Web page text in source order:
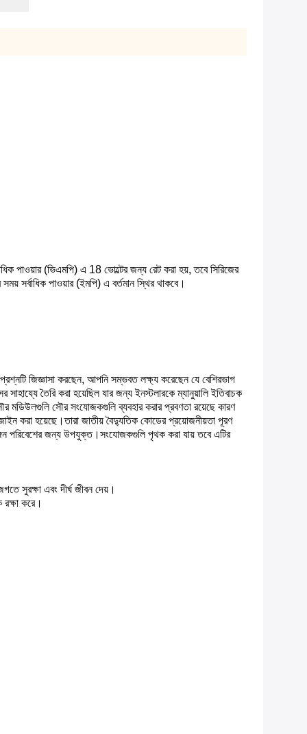
পাওয়ার (ভিএমপি) এ 18 ভোল্টের জন্য রেট করা হয়, তবে সিরিজের
সর্বাধিক পাওয়ার (ইমপি) এ বর্তমান স্থির থাকবে।
জিজ্ঞাসা করছেন, আপনি সম্ভবত লক্ষ্য করেছেন যে বেশিরভাগ
তৈরি করা হয়েছিল যার জন্য ইনস্টলারকে ম্যানুয়ালি ইতিবাচক
মডিউলগুলি সৌর সংযোজকগুলি ব্যবহার করার প্রবণতা রয়েছে কারণ
করা হয়েছে।তারা জাতীয় বৈদ্যুতিক কোডের প্রয়োজনীয়তা পূরণ
পরিবেশের জন্য উপযুক্ত।সংযোজকগুলি পৃথক করা যায় তবে এটির
সুরক্ষা এবং দীর্ঘ জীবন দেয়।
রক্ষা করে।